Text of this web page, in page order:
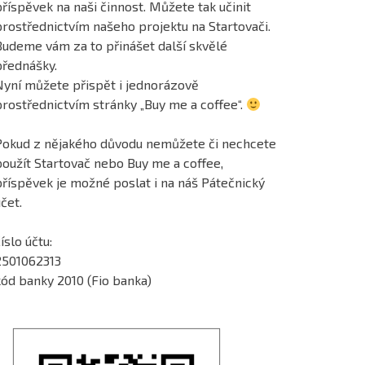
na naši činnost. Můžete tak učinit
našeho projektu na Startovači.
vám za to přinášet další skvělé
můžete přispět i jednorázově
stránky „Buy me a coffee“.
z nějakého důvodu nemůžete či nechcete
Startovač nebo Buy me a coffee,
je možné poslat i na náš Pátečnický
účtu:
banky 2010 (Fio banka)